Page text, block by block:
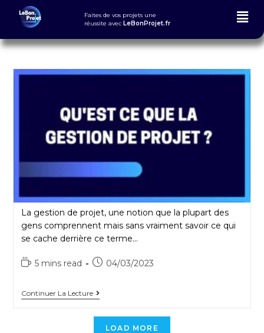
Faites de vos projets une
réussiteavec LeBonProjet.fr
La gestion de projet, une notion que la plupart des
gens comprennent mais sans vraiment savoir ce qui
se cache derrière ce terme...
5 mins read 04/03/2023
Continuer La Lecture
LOAD MORE